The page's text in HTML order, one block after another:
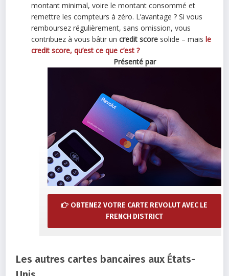
montant minimal, voire le montant consommé et
remettre les compteurs à zéro. L’avantage ? Si vous
remboursez régulièrement, sans omission, vous
contribuez à vous bâtir uncredit score solide – mais le
credit score, qu’est ce que c’est ?
Présenté par
OBTENEZ VOTRE CARTE REVOLUT AVEC LE
FRENCH DISTRICT
Les autres cartes bancaires aux États-